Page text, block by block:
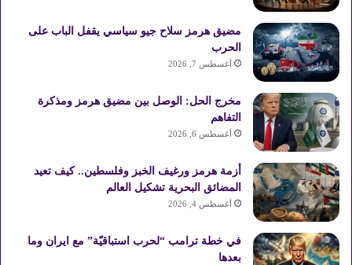
ك
ي
ت
b
ق
R
مضيق هرمز سلاح جيو سياسي يقفل الباب على
الحرب
أغسطس 7, 2026
مخرج الحل: الوصل بين مضيق هرمز ومذكرة
التفاهم
أغسطس 6, 2026
أزمة هرمز ورغيف الخبز وفلسطين.. كيف تعيد
المضائق البحرية تشكيل العالم
أغسطس 4, 2026
في خطة ترامب “لحرب استباقيّة” مع ايران وما
بعدها